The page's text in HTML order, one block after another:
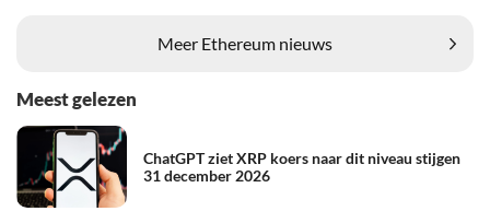
Meer Ethereum nieuws
Meest gelezen
ChatGPT ziet XRP koers naar dit niveau stijgen
31 december 2026